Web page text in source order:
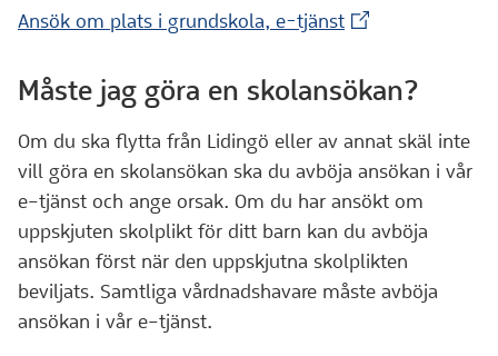
Ansök om plats i grundskola, e-tjänst(Extern
Måste jag göra en skolansökan?
Om du ska flytta från Lidingö eller av annat skäl inte
vill göra en skolansökan ska du avböja ansökan i vår
e–tjänst och ange orsak. Om du har ansökt om
uppskjuten skolplikt för ditt barn kan du avböja
ansökan först när den uppskjutna skolplikten
beviljats. Samtliga vårdnadshavare måste avböja
ansökan i vår e–tjänst.